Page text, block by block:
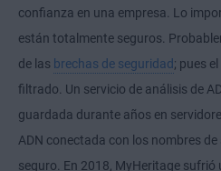
confianza en una empresa. Lo
están totalmente seguros.
de las brechas de seguridad ; pues
filtrado. Un servicio de análisis de
guardada durante años en
ADN conectada con los nombres
seguro. En 2018, MyHeritage sufrió